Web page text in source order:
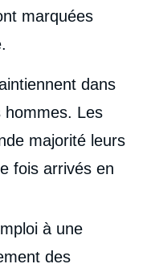
marquées
dans
hommes. Les
majorité leurs
fois arrivés en
à une
des